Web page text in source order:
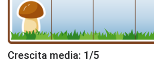
Crescita media: 1/5